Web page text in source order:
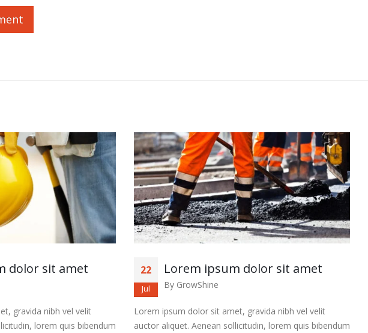
dolor sit amet
gravida nibh vel velit
lorem quis bibendum
23
Jul
Lorem ipsum dolor sit amet
By GrowShine
Lorem ipsum dolor sit amet, gravida nibh vel velit
auctor aliquet. Aenean sollicitudin, lorem quis bibendum